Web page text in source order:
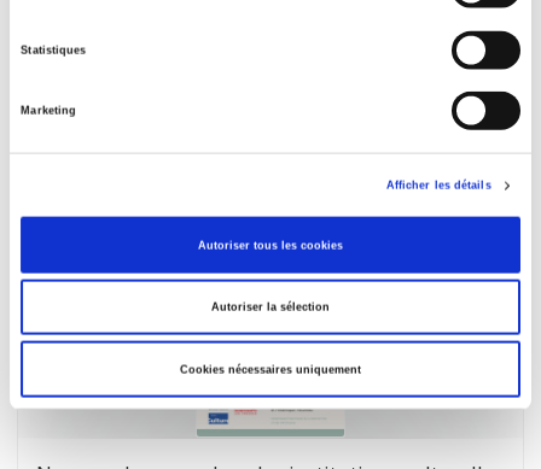
Statistiques
Marketing
Afficher les détails
Autoriser tous les cookies
Autoriser la sélection
Cookies nécessaires uniquement
Raisons politiques 76, novembre 2019